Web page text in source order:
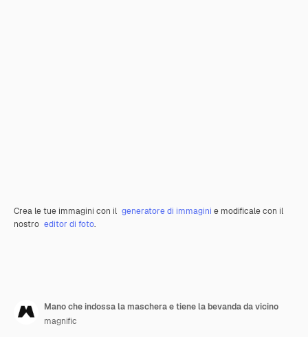
Crea le tue immagini con il generatore di immagini e modificale con il
nostro editor di foto.
Mano che indossa la maschera e tiene la bevanda da vicino
magnific